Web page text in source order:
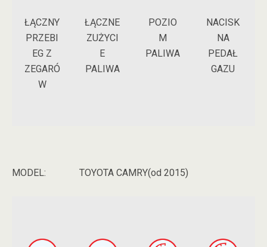
ŁĄCZNY
PRZEBI
EG Z
ZEGARÓ
W
ŁĄCZNE
ZUŻYCI
E
PALIWA
POZIO
M
PALIWA
NACISK
NA
PEDAŁ
GAZU
MODEL: TOYOTA CAMRY(od 2015)